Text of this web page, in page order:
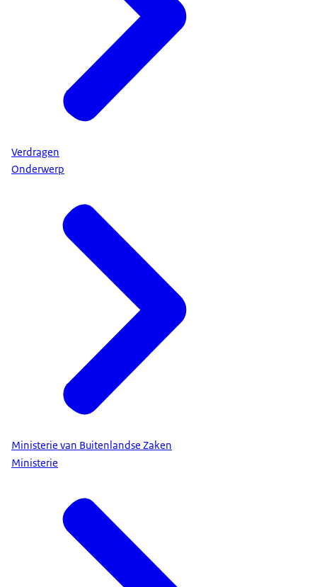
Verdragen
Onderwerp
Ministerie van Buitenlandse Zaken
Ministerie